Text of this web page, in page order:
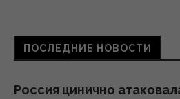
Россия использует
подразделений, - ISW
ПОСЛЕДНИЕ НОВОСТИ
Россия цинично